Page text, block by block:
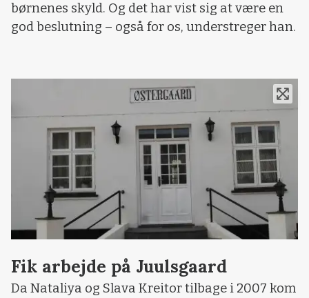
børnenes skyld. Og det har vist sig at være en
god beslutning – også for os, understreger han.
Fik arbejde på Juulsgaard
Da Nataliya og Slava Kreitor tilbage i 2007 kom